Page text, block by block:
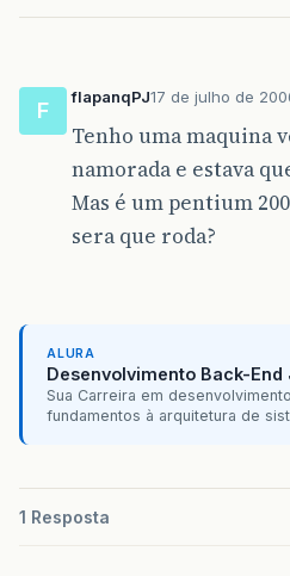
F
flapanqPJ17 de julho de
Tenho uma maquina
namorada e estava
Mas é um pentium
sera que roda?
ALURA
Desenvolvimento Back-End
Sua Carreira em
fundamentos à arquitetura de
1 Resposta